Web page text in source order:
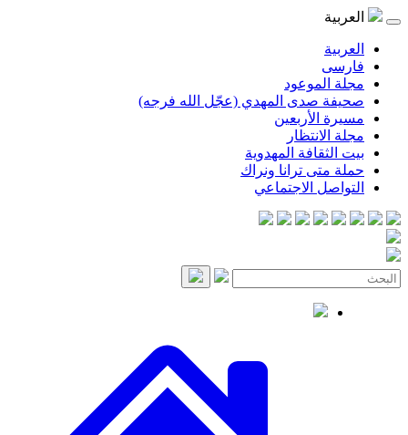
العربية
العربية
فارسی
مجلة الموعود
صحيفة صدى المهدي (عجّل الله فرجه)
مسيرة الأربعين
مجلة الانتظار
بيت الثقافة المهدوية
حملة متى ترانا ونراك
التواصل الاجتماعي